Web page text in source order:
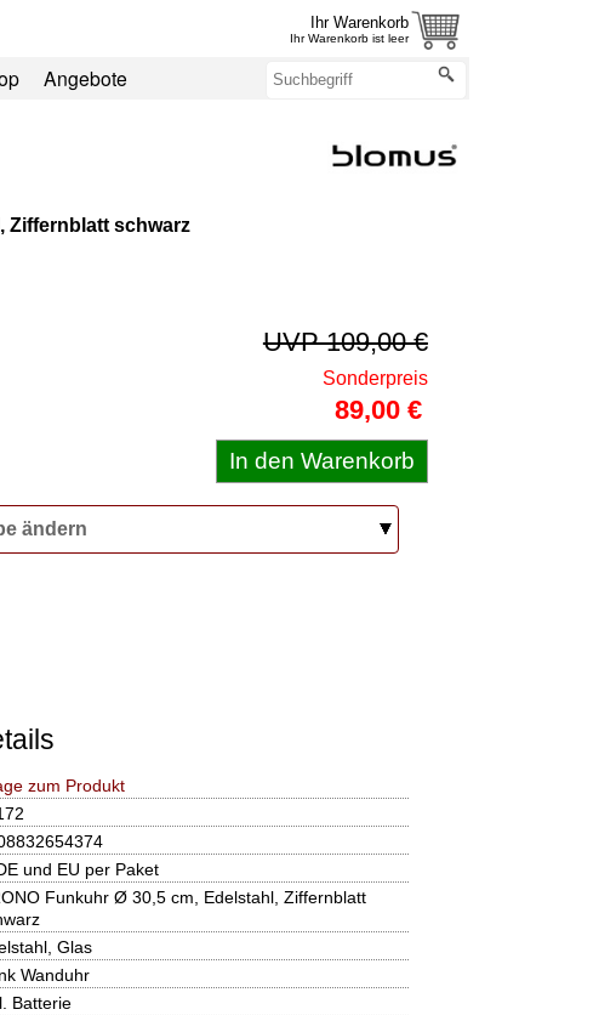
Ihr Warenkorb
Ihr Warenkorb ist leer
Angebote
Ziffernblatt schwarz
UVP 109,00 €
Sonderpreis
89,00 €
ändern
zum Produkt
und EU per Paket
Funkuhr Ø 30,5 cm, Edelstahl, Ziffernblatt
Glas
Wanduhr
Batterie